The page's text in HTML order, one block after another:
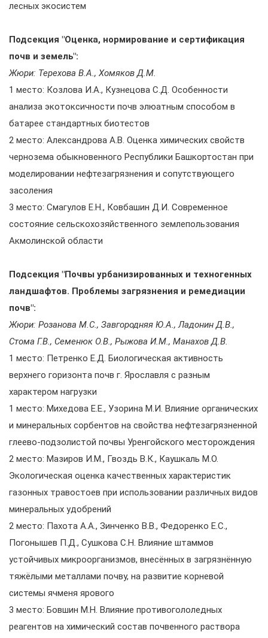
лесных экосистем
Подсекция "Оценка, нормирование и сертификация
почв и земель":
Жюри: Терехова В.А., Хомяков Д.М.
1 место: Козлова И.А., Кузнецова С.Д. Особенности
анализа экотоксичности почв элюатным способом в
батарее стандартных биотестов
2 место: Александрова А.В. Оценка химических свойств
чернозема обыкновенного Республики Башкортостан при
моделировании нефтезагрязнения и сопутствующего
засоления
3 место: Смагулов Е.Н., Ковбашин Д.И. Современное
состояние сельскохозяйственного землепользования
Акмолинской области
Подсекция "Почвы урбанизированных и техногенных
ландшафтов. Проблемы загрязнения и ремедиации
почв":
Жюри: Розанова М.С., Завгородняя Ю.А., Ладонин Д.В.,
Стома Г.В., Семенюк О.В., Рыжова И.М., Манахов Д.В.
1 место: Петренко Е.Д. Биологическая активность
верхнего горизонта почв г. Ярославля с разным
характером нагрузки
1 место: Михедова Е.Е., Узорина М.И. Влияние органических
и минеральных сорбентов на свойства нефтезагрязненной
глеево-подзолистой почвы Уренгойского месторождения
2 место: Мазиров И.М., Гвоздь В.К., Каушкаль М.О.
Экологическая оценка качественных характеристик
газонных травостоев при использовании различных видов
минеральных удобрений
2 место: Пахота А.А., Зинченко В.В., Федоренко Е.С.,
Погонышев П.Д., Сушкова С.Н. Влияние штаммов
устойчивых микроорганизмов, внесённых в загрязнённую
тяжёлыми металлами почву, на развитие корневой
системы ячменя ярового
3 место: Бовшин М.Н. Влияние противогололедных
реагентов на химический состав почвенного раствора